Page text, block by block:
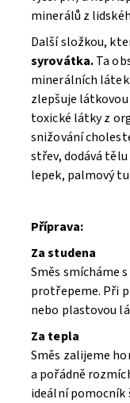
minerálů z
Další složkou,
syrovátka.Ta
minerálních
zlepšuje
toxické látky z
snižování
střev, dodává
lepek, palmový
Příprava:
Za studena
Směs smícháme
protřepeme. Při
nebo plastovou
Za tepla
Směs zalijeme
a pořádně
ideální pomocník